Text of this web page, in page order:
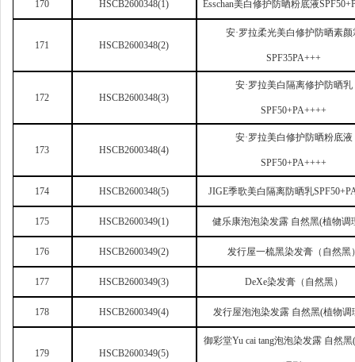
170 HSCB2600348(1) Esschan美白修护防晒粉底液
171 HSCB2600348(2)
安·罗拉柔光美白修护防晒素颜
SPF35PA+++
172 HSCB2600348(3)
安·罗拉美白隔离修护防晒乳
SPF50+PA++++
173 HSCB2600348(4)
安·罗拉美白修护防晒粉底液
SPF50+PA++++
174 HSCB2600348(5) JIGE季歌美白隔离防晒乳
175 HSCB2600349(1) 健乐康泡泡染发露 自然黑(植物
176 HSCB2600349(2) 发行屋一梳黑染发膏（自然黑
177 HSCB2600349(3) DeXe染发膏（自然黑）
178 HSCB2600349(4) 发行屋泡泡染发露 自然黑(植物调
179 HSCB2600349(5)
御彩堂Yu cai tang泡泡染发露 自然